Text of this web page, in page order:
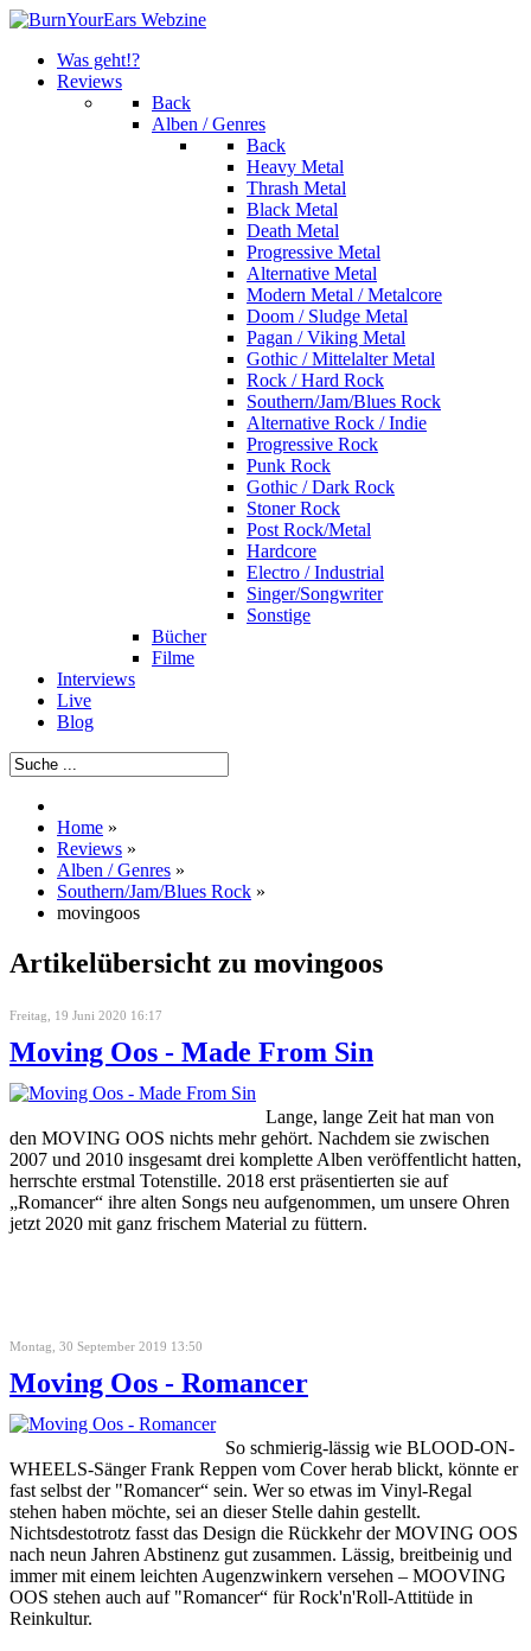
Was geht!?
Reviews
Back
Alben / Genres
Back
Heavy Metal
Thrash Metal
Black Metal
Death Metal
Progressive Metal
Alternative Metal
Modern Metal / Metalcore
Doom / Sludge Metal
Pagan / Viking Metal
Gothic / Mittelalter Metal
Rock / Hard Rock
Southern/Jam/Blues Rock
Alternative Rock / Indie
Progressive Rock
Punk Rock
Gothic / Dark Rock
Stoner Rock
Post Rock/Metal
Hardcore
Electro / Industrial
Singer/Songwriter
Sonstige
Bücher
Filme
Interviews
Live
Blog
Home »
Reviews »
Alben / Genres »
Southern/Jam/Blues Rock »
movingoos
Artikelübersicht zu movingoos
Freitag, 19 Juni 2020 16:17
Moving Oos - Made From Sin
Lange, lange Zeit hat man von
den MOVING OOS nichts mehr gehört. Nachdem sie zwischen
2007 und 2010 insgesamt drei komplette Alben veröffentlicht hatten,
herrschte erstmal Totenstille. 2018 erst präsentierten sie auf
„Romancer“ ihre alten Songs neu aufgenommen, um unsere Ohren
jetzt 2020 mit ganz frischem Material zu füttern.
Montag, 30 September 2019 13:50
Moving Oos - Romancer
So schmierig-lässig wie BLOOD-ON-
WHEELS-Sänger Frank Reppen vom Cover herab blickt, könnte er
fast selbst der "Romancer“ sein. Wer so etwas im Vinyl-Regal
stehen haben möchte, sei an dieser Stelle dahin gestellt.
Nichtsdestotrotz fasst das Design die Rückkehr der MOVING OOS
nach neun Jahren Abstinenz gut zusammen. Lässig, breitbeinig und
immer mit einem leichten Augenzwinkern versehen – MOOVING
OOS stehen auch auf "Romancer“ für Rock'n'Roll-Attitüde in
Reinkultur.